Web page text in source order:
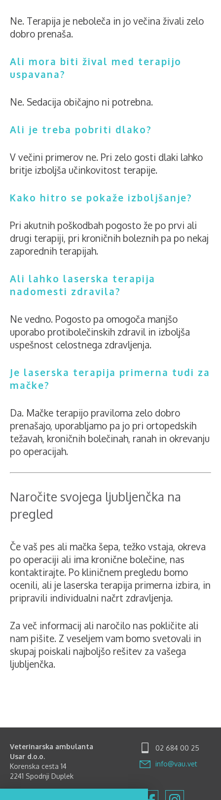
Ne. Terapija je neboleča in jo večina živali zelo
dobro prenaša.
Ali mora biti žival med terapijo
uspavana?
Ne. Sedacija običajno ni potrebna.
Ali je treba pobriti dlako?
V večini primerov ne. Pri zelo gosti dlaki lahko
britje izboljša učinkovitost terapije.
Kako hitro se pokaže izboljšanje?
Pri akutnih poškodbah pogosto že po prvi ali
drugi terapiji, pri kroničnih boleznih pa po nekaj
zaporednih terapijah.
Ali lahko laserska terapija
nadomesti zdravila?
Ne vedno. Pogosto pa omogoča manjšo
uporabo protibolečinskih zdravil in izboljša
uspešnost celostnega zdravljenja.
Je laserska terapija primerna tudi za
mačke?
Da. Mačke terapijo praviloma zelo dobro
prenašajo, uporabljamo pa jo pri ortopedskih
težavah, kroničnih bolečinah, ranah in okrevanju
po operacijah.
Naročite svojega ljubljenčka na
pregled
Če vaš pes ali mačka šepa, težko vstaja, okreva
po operaciji ali ima kronične bolečine, nas
kontaktirajte. Po kliničnem pregledu bomo
ocenili, ali je laserska terapija primerna izbira, in
pripravili individualni načrt zdravljenja.
Za več informacij ali naročilo nas pokličite ali
nam pišite. Z veseljem vam bomo svetovali in
skupaj poiskali najboljšo rešitev za vašega
ljubljenčka.
Veterinarska ambulanta
Usar d.o.o.
Korenska cesta 14
2241 Spodnji Duplek
02 684 00 25
info@vau.vet